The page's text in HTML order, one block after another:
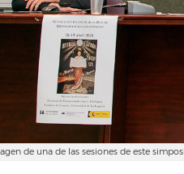
de una de las sesiones de este